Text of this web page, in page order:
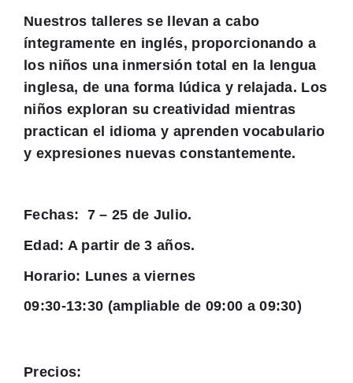
Nuestros talleres se llevan a cabo
íntegramente en inglés, proporcionando a
los niños una inmersión total en la lengua
inglesa, de una forma lúdica y relajada. Los
niños exploran su creatividad mientras
practican el idioma y aprenden vocabulario
y expresiones nuevas constantemente.
Fechas: 7 – 25 de Julio.
Edad: A partir de 3 años.
Horario: Lunes a viernes
09:30-13:30 (ampliable de 09:00 a 09:30)
Precios: